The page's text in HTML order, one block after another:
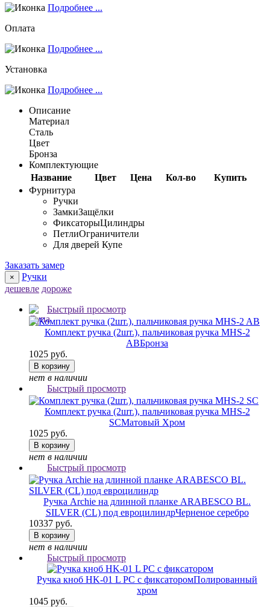
Подробнее ...
Оплата
Подробнее ...
Установка
Подробнее ...
Описание
Материал
Сталь
Цвет
Бронза
Комплектующие
Название
Цвет Цена Кол-во
Купить
Фурнитура
Ручки
ЗамкиЗащёлки
ФиксаторыЦилиндры
ПетлиОграничители
Для дверей Купе
Заказать замер
×
Ручки
дешевле дороже
Быстрый просмотр
Комплект ручка (2шт.), пальчиковая ручка MHS-2
ABБронза
1025 руб.
В корзину
нет в наличии
Быстрый просмотр
Комплект ручка (2шт.), пальчиковая ручка MHS-2
SCМатовый Хром
1025 руб.
В корзину
нет в наличии
Быстрый просмотр
Ручка Archie на длинной планке ARABESCO BL.
SILVER (CL) под евроцилиндрЧерненое серебро
10337 руб.
В корзину
нет в наличии
Быстрый просмотр
Ручка кноб HK-01 L PC с фиксаторомПолированный
хром
1045 руб.